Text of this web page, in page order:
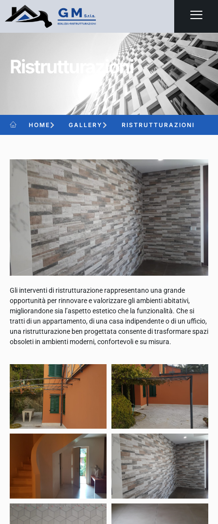
Ristrutturazioni
HOME GALLERY RISTRUTTURAZIONI
Gli interventi di ristrutturazione rappresentano una grande
opportunità per rinnovare e valorizzare gli ambienti abitativi,
migliorandone sia l’aspetto estetico che la funzionalità. Che si
tratti di un appartamento, di una casa indipendente o di un ufficio,
una ristrutturazione ben progettata consente di trasformare spazi
obsoleti in ambienti moderni, confortevoli e su misura.